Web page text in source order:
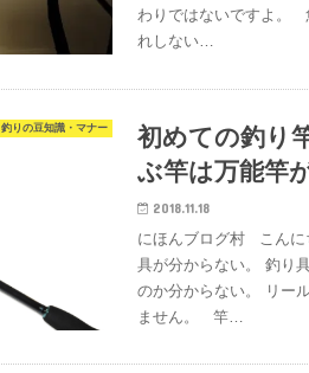
わりではないですよ。
れしない…
釣りの豆知識・マナー
初めての釣り
ぶ竿は万能竿
2018.11.18
にほんブログ村 こんに
具が分からない。 釣り
のか分からない。 リー
ません。 竿…